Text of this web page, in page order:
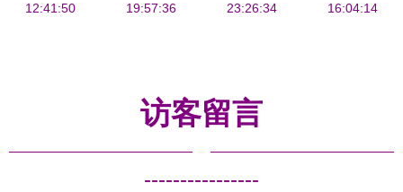
深度讨论
12:41:50
桃源新邨文
19:57:36
化艺术沟通
23:26:34
术交流盛宴
16:04:14
访客留言
----------------